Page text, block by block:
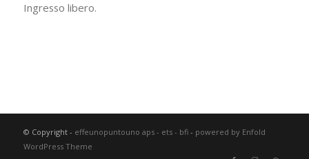
Ingresso libero.
© Copyright - effeunopuntouno aps - ets - bfi- powered by Enfold
WordPress Theme